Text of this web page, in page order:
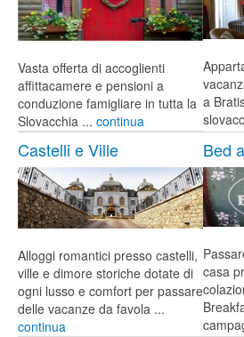
Vasta offerta di accoglienti
affittacamere e pensioni a
conduzione famigliare in tutta la
Slovacchia ... continua
a
Castelli e Ville
Alloggi romantici presso castelli,
ville e dimore storiche dotate di
ogni lusso e comfort per passare
delle vacanze da favola ...
continua
Bed
casa